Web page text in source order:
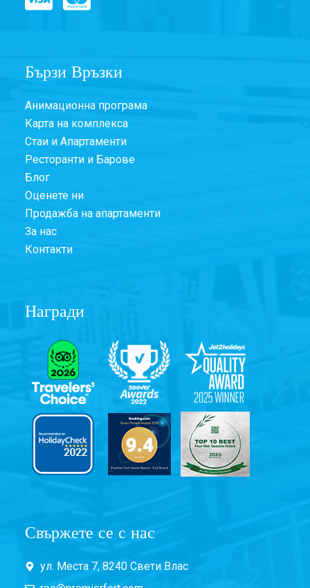
Бързи Връзки
Анимационна програма
Карта на комплекса
Стаи и Апартаменти
Ресторанти и Барове
Блог
Оценете ни
Продажба на апартаменти
За нас
Контакти
Награди
Свържете се с нас
ул. Места 7, 8240 Свети Влас